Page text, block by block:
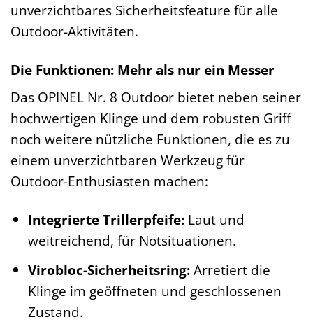
unverzichtbares Sicherheitsfeature für alle
Outdoor-Aktivitäten.
Die Funktionen: Mehr als nur ein Messer
Das OPINEL Nr. 8 Outdoor bietet neben seiner
hochwertigen Klinge und dem robusten Griff
noch weitere nützliche Funktionen, die es zu
einem unverzichtbaren Werkzeug für
Outdoor-Enthusiasten machen:
Integrierte Trillerpfeife:Laut und
weitreichend, für Notsituationen.
Virobloc-Sicherheitsring:Arretiert die
Klinge im geöffneten und geschlossenen
Zustand.